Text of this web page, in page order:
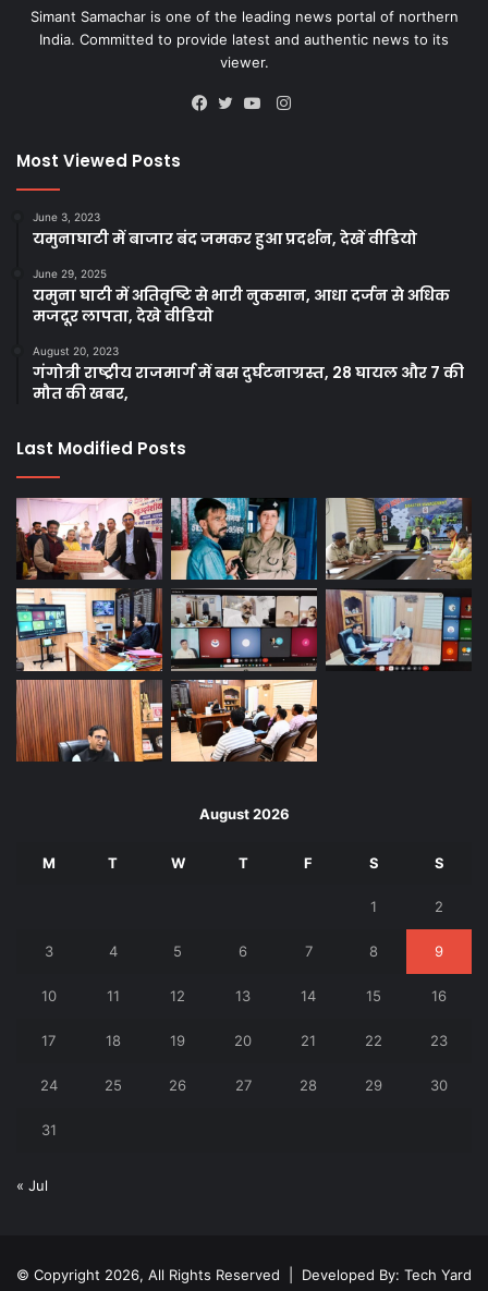
Simant Samachar is one of the leading news portal of northern
India. Committed to provide latest and authentic news to its
viewer.
Instagram
Most Viewed Posts
June 3, 2023
यमुनाघाटी में बाजार बंद जमकर हुआ प्रदर्शन, देखें वीडियो
June 29, 2025
यमुना घाटी में अतिवृष्टि से भारी नुकसान, आधा दर्जन से अधिक
मजदूर लापता, देखे वीडियो
August 20, 2023
गंगोत्री राष्ट्रीय राजमार्ग में बस दुर्घटनाग्रस्त, 28 घायल और 7 की
मौत की खबर,
Last Modified Posts
August 2026
M T W T F S S
1 2
3 4 5 6 7 8 9
10 11 12 13 14 15 16
17 18 19 20 21 22 23
24 25 26 27 28 29 30
31
« Jul
© Copyright 2026, All Rights Reserved | Developed By: Tech Yard